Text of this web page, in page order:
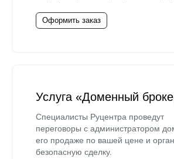
Оформить заказ
Услуга «Доменный
Специалисты Руцентра проведут
переговоры с администратором
его продаже по вашей цене и
безопасную сделку.